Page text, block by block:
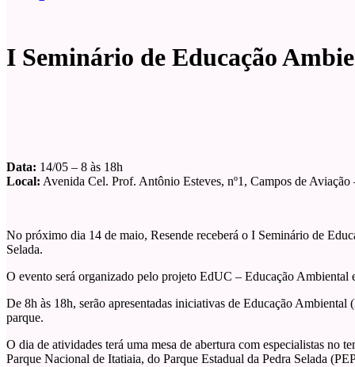
I Seminário de Educação
Data: 14/05 – 8 às 18h
Local: Avenida Cel. Prof. Antônio Esteves, nº1, Campos de Aviação
No próximo dia 14 de maio, Resende receberá o I Seminário de
Selada.
O evento será organizado pelo projeto EdUC – Educação
De 8h às 18h, serão apresentadas iniciativas de Educação
parque.
O dia de atividades terá uma mesa de abertura com especialistas no
Parque Nacional de Itatiaia, do Parque Estadual da Pedra Selada